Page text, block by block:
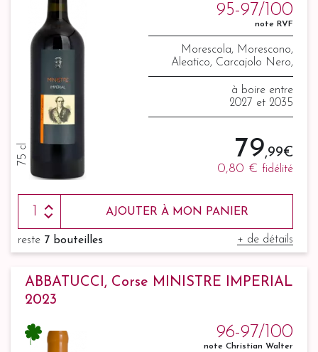
75 cl
95-97/100
note RVF
Morescola, Morescono,
Aleatico, Carcajolo Nero,
Montanaccia, Sciaccarello et
Nielluccio
à boire entre
2027 et 2035
79,99 €
0,80 € fidélité
AJOUTER À MON PANIER
reste 7 bouteilles + de détails
ABBATUCCI, Corse MINISTRE IMPERIAL
2023
96-97/100
note Christian Walter